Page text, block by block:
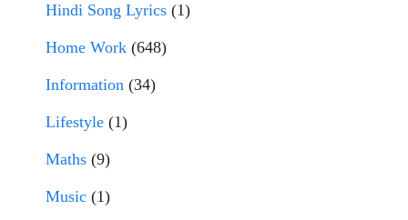
Hindi Song Lyrics (1)
Home Work (648)
Information (34)
Lifestyle (1)
Maths (9)
Music (1)